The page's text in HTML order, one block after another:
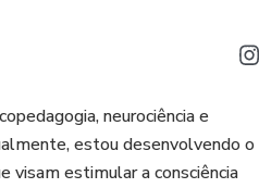
neurociência e
estou desenvolvendo o
visam estimular a consciência